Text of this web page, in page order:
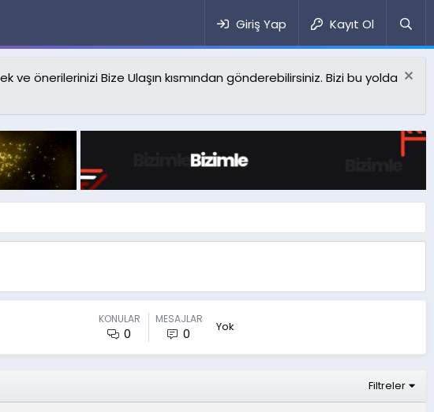
Giriş Yap Kayıt Ol
önerilerinizi Bize Ulaşın kısmından gönderebilirsiniz. Bizi bu yolda
KONULAR
0
MESAJLAR
0 Yok
Filtreler